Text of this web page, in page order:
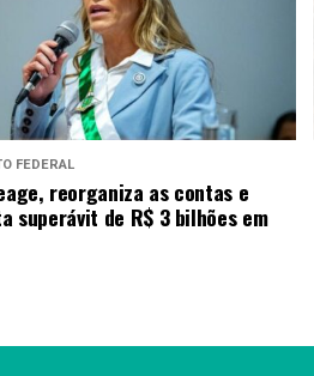
FEDERAL
reorganiza as contas e
superávit de R$ 3 bilhões em